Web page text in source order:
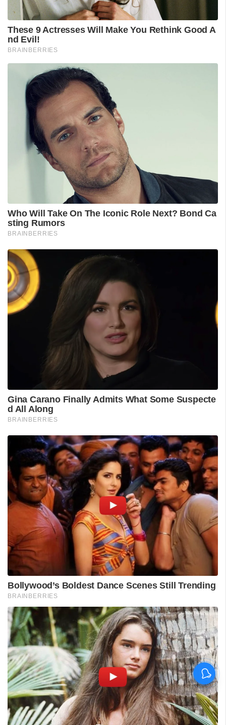
വിദ്യാർഥിയെ മർദിച്ചെന്ന
പരാതിയിൽ പാലക്കാട്
അധ്യാപകനെ
സസ്‌പെൻഡ് ചെയ്തു